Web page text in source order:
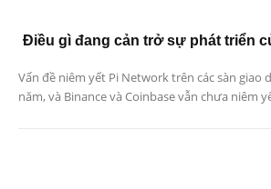
Điều gì đang cản trở sự phát triển
Vấn đề niêm yết Pi Network trên các sàn giao
năm, và Binance và Coinbase vẫn chưa niêm